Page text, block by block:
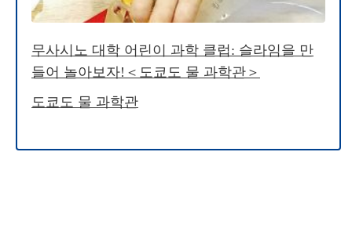
무사시노 대학 어린이 과학 클럽: 슬라임을 만
들어 놀아보자!＜도쿄도 물 과학관＞
도쿄도 물 과학관